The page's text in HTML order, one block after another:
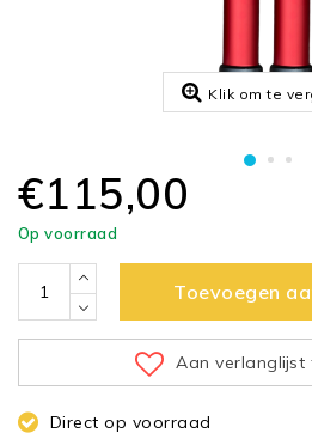
Klik om te
€115,00
Op voorraad
Toevoegen
Aan verlanglijst
Direct op voorraad